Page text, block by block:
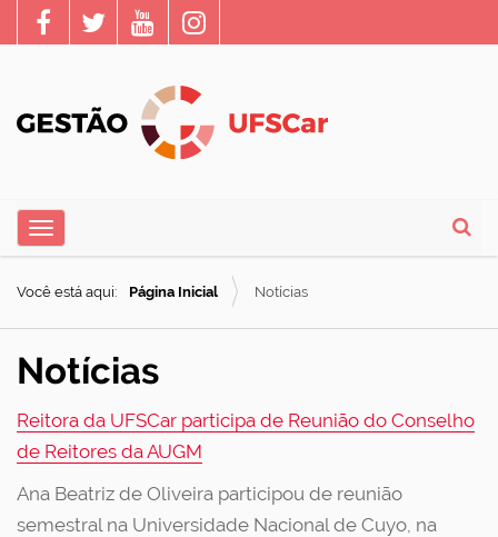
Busca
Toggle navigation
Você está aqui: Página Inicial Notícias
Notícias
Reitora da UFSCar participa de Reunião do Conselho
de Reitores da AUGM
Ana Beatriz de Oliveira participou de reunião
semestral na Universidade Nacional de Cuyo, na